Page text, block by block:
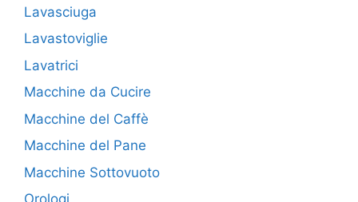
Lavasciuga
Lavastoviglie
Lavatrici
Macchine da Cucire
Macchine del Caffè
Macchine del Pane
Macchine Sottovuoto